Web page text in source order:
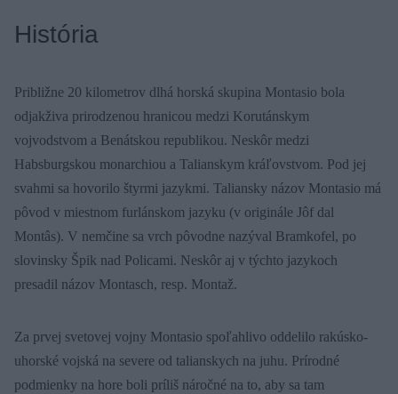
História
Približne 20 kilometrov dlhá horská skupina Montasio bola
odjakživa prirodzenou hranicou medzi Korutánskym
vojvodstvom a Benátskou republikou. Neskôr medzi
Habsburgskou monarchiou a Talianskym kráľovstvom. Pod jej
svahmi sa hovorilo štyrmi jazykmi. Taliansky názov Montasio má
pôvod v miestnom furlánskom jazyku (v originále Jôf dal
Montâs). V nemčine sa vrch pôvodne nazýval Bramkofel, po
slovinsky Špik nad Policami. Neskôr aj v týchto jazykoch
presadil názov Montasch, resp. Montaž.
Za prvej svetovej vojny Montasio spoľahlivo oddelilo rakúsko-
uhorské vojská na severe od talianskych na juhu. Prírodné
podmienky na hore boli príliš náročné na to, aby sa tam